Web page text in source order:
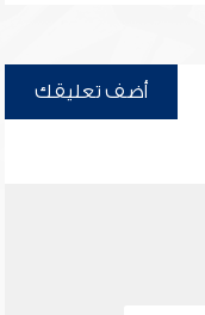
أضف تعليقك